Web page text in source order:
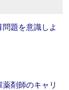
問題を意識しよ
薬剤師のキャリ